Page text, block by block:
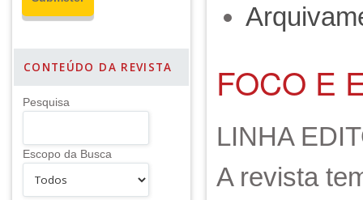
CONTEÚDO DA REVISTA
Pesquisa
Escopo da Busca
FOCO E
LINHA
A revista